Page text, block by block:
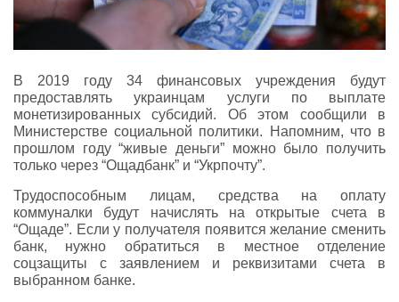
В 2019 году 34 финансовых учреждения будут
предоставлять украинцам услуги по выплате
монетизированных субсидий. Об этом сообщили в
Министерстве социальной политики. Напомним, что в
прошлом году “живые деньги” можно было получить
только через “Ощадбанк” и “Укрпочту”.
Трудоспособным лицам, средства на оплату
коммуналки будут начислять на открытые счета в
“Ощаде”. Если у получателя появится желание сменить
банк, нужно обратиться в местное отделение
соцзащиты с заявлением и реквизитами счета в
выбранном банке.